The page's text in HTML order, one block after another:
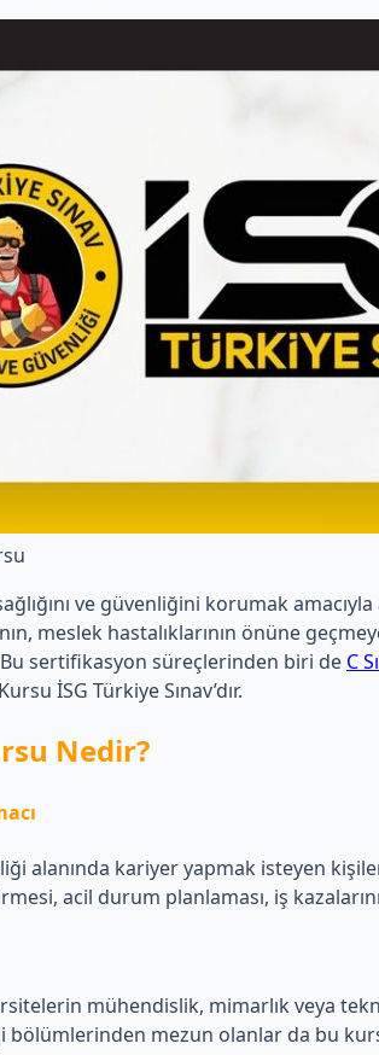
ve güvenliğini korumak
meslek hastalıklarının önüne
sertifikasyon süreçlerinden biri de C
İSG Türkiye Sınav’dır.
Nedir?
alanında kariyer yapmak isteyen
acil durum planlaması, iş
mühendislik, mimarlık veya
mezun olanlar da bu